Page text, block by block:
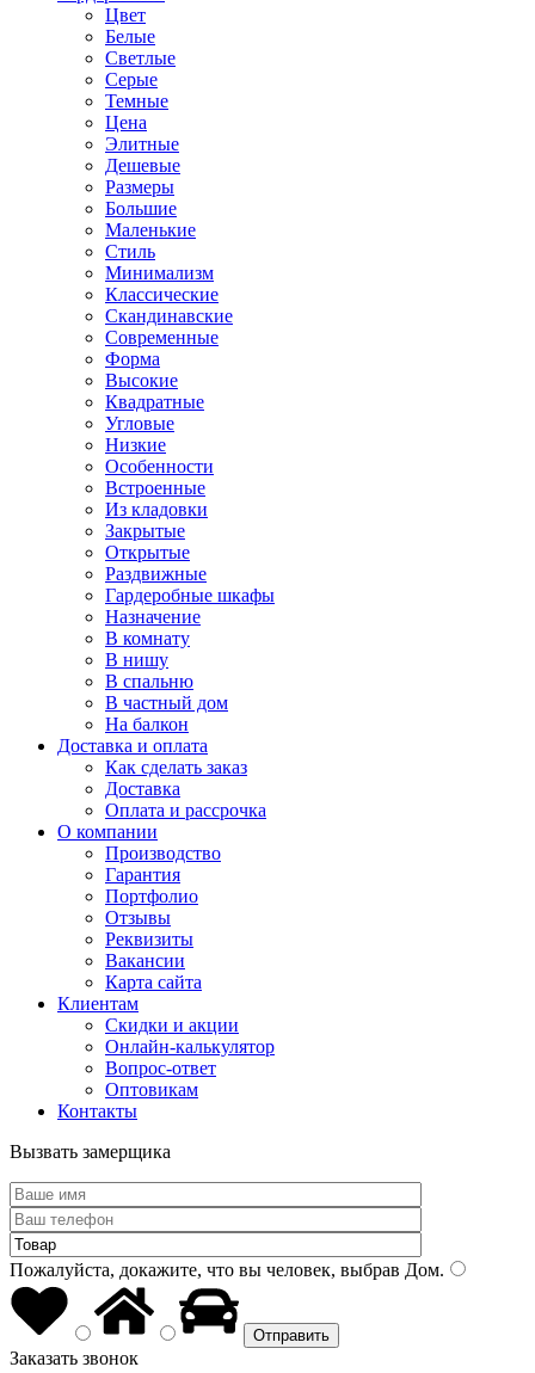
Цвет
Белые
Светлые
Серые
Темные
Цена
Элитные
Дешевые
Размеры
Большие
Маленькие
Стиль
Минимализм
Классические
Скандинавские
Современные
Форма
Высокие
Квадратные
Угловые
Низкие
Особенности
Встроенные
Из кладовки
Закрытые
Открытые
Раздвижные
Гардеробные шкафы
Назначение
В комнату
В нишу
В спальню
В частный дом
На балкон
Доставка и оплата
Как сделать заказ
Доставка
Оплата и рассрочка
О компании
Производство
Гарантия
Портфолио
Отзывы
Реквизиты
Вакансии
Карта сайта
Клиентам
Скидки и акции
Онлайн-калькулятор
Вопрос-ответ
Оптовикам
Контакты
Вызвать замерщика
Пожалуйста, докажите, что вы человек, выбрав Дом.
Заказать звонок